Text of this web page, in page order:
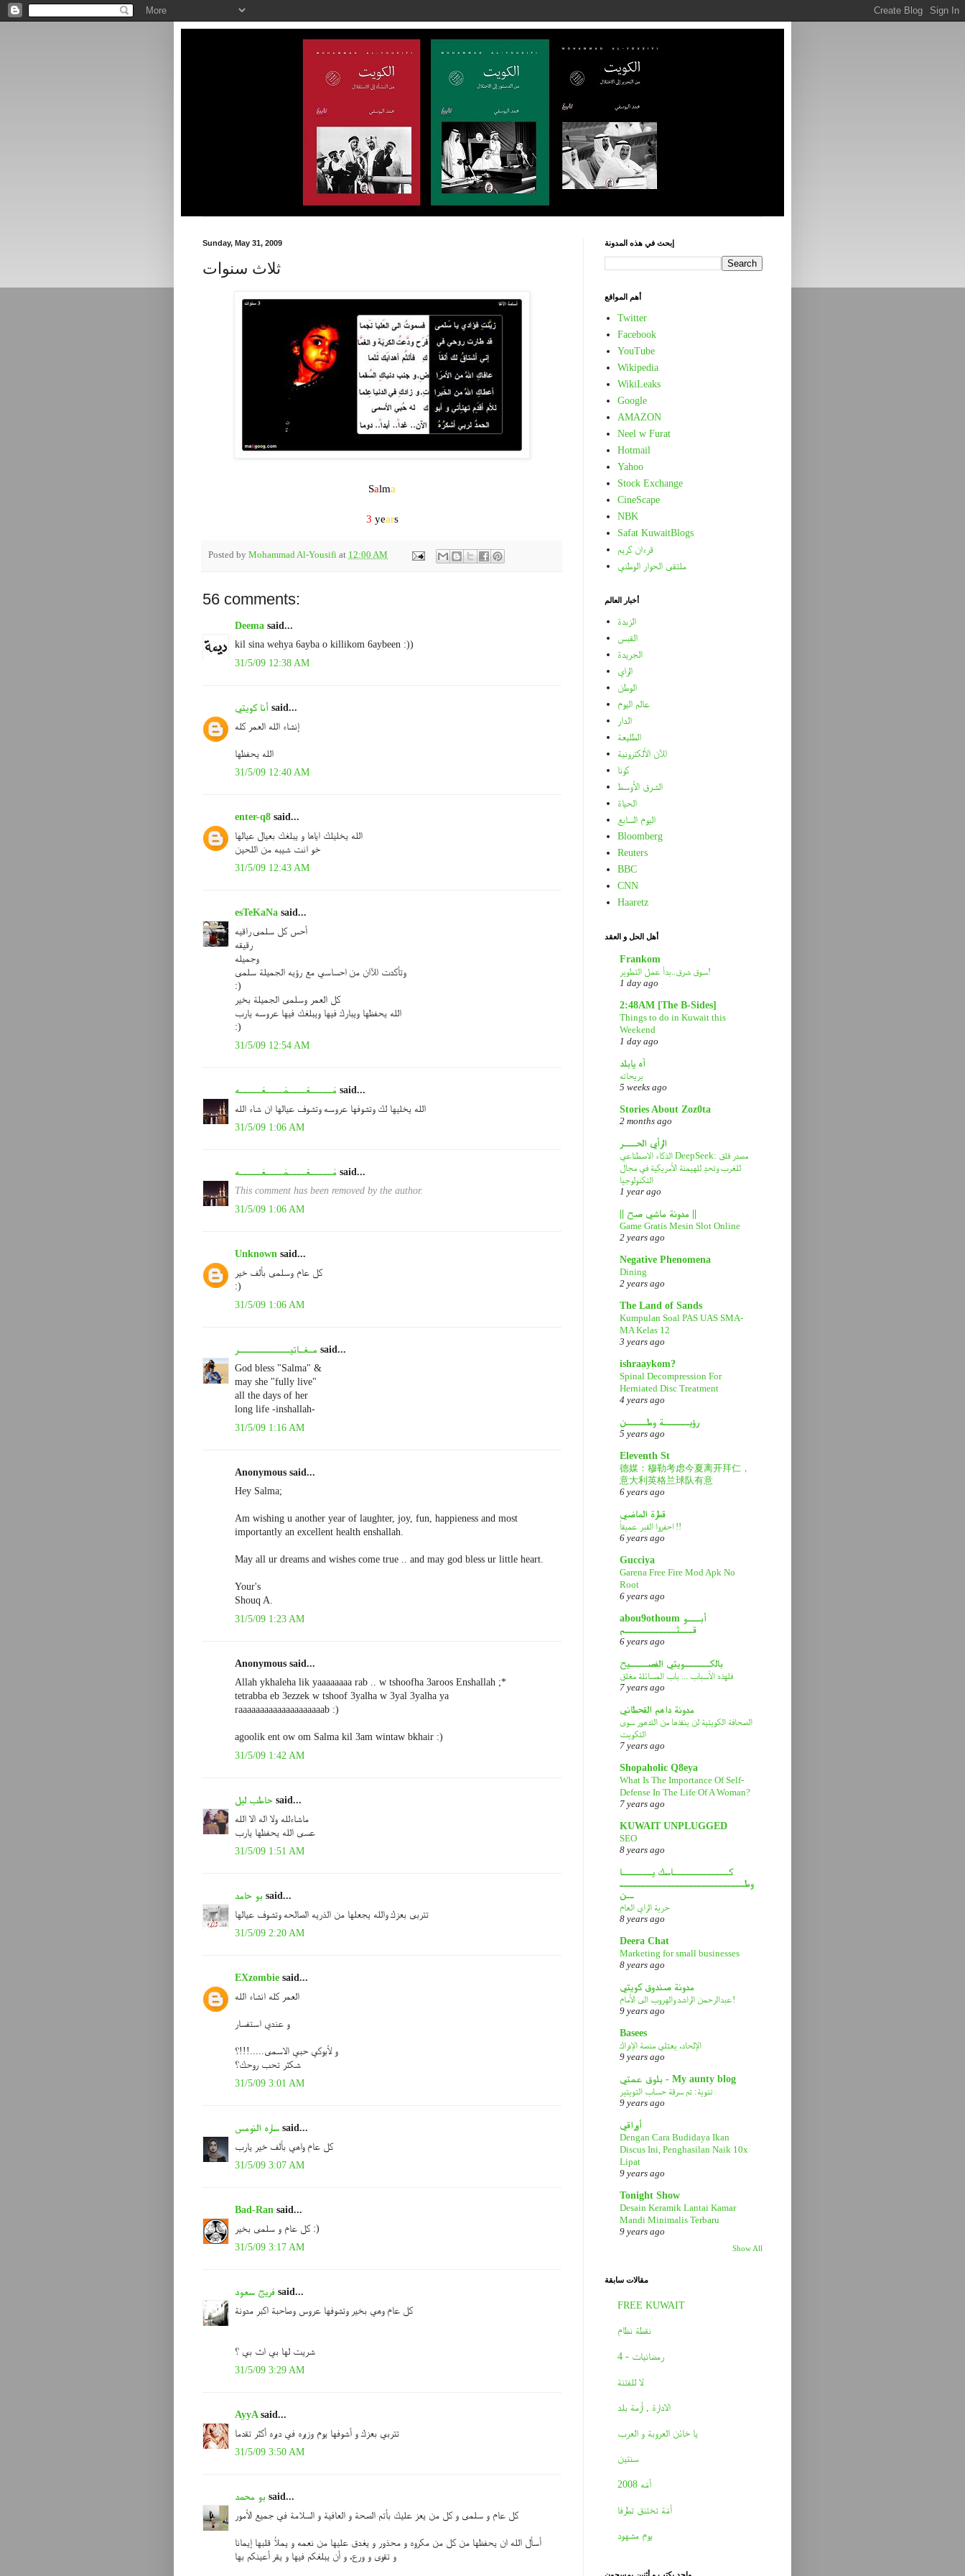
Sunday, May 31, 2009
ثلاث سنوات
Salma
3 years
Posted by Mohammad Al-Yousifi at 12:00 AM
56 comments:
Deema said...
kil sina wehya 6ayba o killikom 6aybeen :))
31/5/09 12:38 AM
أنا كويتي said...
إنشاء الله العمر كله
الله يحفظها
31/5/09 12:40 AM
enter-q8 said...
الله يخليلك اياها و يبلغك بعيال عيالها
خو انت شيبه من اللحين
31/5/09 12:43 AM
esTeKaNa said...
أحس كل سلمى راقيه
رقيقه
وجميله
وتأكدت الآان من احساسي مع رؤيه الجميلة سلمى
:)
كل العمر وسلمى الجميلة بخير
الله يحفظها ويبارك فيها ويبلغك فيها عروسه يارب
:)
31/5/09 12:54 AM
مَـــــعْــــمَــــعَـــــه said...
الله يخليها لك وتشوفها عروسه وتشوف عيالها ان شاء الله
31/5/09 1:06 AM
مَـــــعْــــمَــــعَـــــه said...
This comment has been removed by the author.
31/5/09 1:06 AM
Unknown said...
كل عام وسلمى بألف خير
:)
31/5/09 1:06 AM
مـغـاتيــــــــــــر said...
God bless "Salma" &
may she "fully live"
all the days of her
long life -inshallah-
31/5/09 1:16 AM
Anonymous said...
Hey Salma;
Am wishing u another year of laughter, joy, fun, happieness and most
importantly an excellent health enshallah.
May all ur dreams and wishes come true .. and may god bless ur little heart.
Your's
Shouq A.
31/5/09 1:23 AM
Anonymous said...
Allah ykhaleha lik yaaaaaaaa rab .. w tshoofha 3aroos Enshallah ;*
tetrabba eb 3ezzek w tshoof 3yalha w 3yal 3yalha ya
raaaaaaaaaaaaaaaaaaaab :)
agoolik ent ow om Salma kil 3am wintaw bkhair :)
31/5/09 1:42 AM
حاطب ليل said...
ماشاءلله ولا اله الا الله
عسى الله يحفظها يارب
31/5/09 1:51 AM
بو حامد said...
تتربى بعزك والله يجعلها من الذريه الصالحه وتشوف عيالها
31/5/09 2:20 AM
EXzombie said...
العمر كله انشاء الله
و عندي استفسار
و لأبوكي حبي الاسمى.....!!!؟
شكثر تحب روحك؟
31/5/09 3:01 AM
ساره النومس said...
كل عام واهي بألف خير يارب
31/5/09 3:07 AM
Bad-Ran said...
كل عام و سلمى بخير :)
31/5/09 3:17 AM
فريج سعود said...
كل عام وهي بخير وتشوفها عروس وصاحبة اكبر مدونة
شريت لها بي اث بي ؟
31/5/09 3:29 AM
AyyA said...
تتربي بعزك و أشوفها يوم وزيره في ديره أكثر تقدما
31/5/09 3:50 AM
بو محمد said...
كل عام و سلمى و كل من يعز عليك بأتم الصحة و العافية و السلامة في جميع الأمور
أسأل الله ان يحفظها من كل من مكروه و محذور و يغدق عليها من نعمه و يملأ قلبها إيمانا
و تقوى و ورع، و أن يبلغكم فيها و يقر أعينكم بها
إبحث في هذه المدونة
أهم المواقع
Twitter
Facebook
YouTube
Wikipedia
WikiLeaks
Google
AMAZON
Neel w Furat
Hotmail
Yahoo
Stock Exchange
CineScape
NBK
Safat KuwaitBlogs
قرءان كريم
ملتقى الحوار الوطني
أخبار العالم
الزبدة
القبس
الجريدة
الراي
الوطن
عالم اليوم
الدار
الطليعة
الآن الألكترونية
كونا
الشرق الأوسط
الحياة
اليوم السابع
Bloomberg
Reuters
BBC
CNN
Haaretz
أهل الحل و العقد
Frankom
سوق شرق..بدأ عمل التطوير!
1 day ago
2:48AM [The B-Sides]
Things to do in Kuwait this
Weekend
1 day ago
آه يابلد
بريحاته
5 weeks ago
Stories About Zoz0ta
2 months ago
الرأي الحـــر
الذكاء الاصطناعي DeepSeek: مصدر قلق
للغرب وتحدٍ للهيمنة الأمريكية في مجال
التكنولوجيا
1 year ago
|| مدونة ماشي صح ||
Game Gratis Mesin Slot Online
2 years ago
Negative Phenomena
Dining
2 years ago
The Land of Sands
Kumpulan Soal PAS UAS SMA-
MA Kelas 12
3 years ago
ishraaykom?
Spinal Decompression For
Herniated Disc Treatment
4 years ago
رؤيــــــة وطـــــن
5 years ago
Eleventh St
德媒：穆勒考虑今夏离开拜仁，
意大利英格兰球队有意
6 years ago
قطرة الماضي
احفروا القبر عميقاً !!
6 years ago
Gucciya
Garena Free Fire Mod Apk No
Root
6 years ago
abou9othoum أبـــو
قـــثــــــــــــم
6 years ago
بالكــــــويتي الفصــــيح
فلهذه الأسباب ... باب المسائلة مغلق
7 years ago
مدونة داهم القحطاني
الصحافة الكويتية لن ينقذها من التدهور سوى
التكويت
7 years ago
Shopaholic Q8eya
What Is The Importance Of Self-
Defense In The Life Of A Woman?
7 years ago
KUWAIT UNPLUGGED
SEO
8 years ago
كـــــــــــــاسك يـــــــا
وطـــــــــــــــــــــــــــــ
ــن
حرية الراي العام
8 years ago
Deera Chat
Marketing for small businesses
8 years ago
مدونة صندوق كويتي
عبدالرحمن الراشد والهروب الى الأمام!
9 years ago
Basees
الإلحاد، يعتلي منصة الإدراك
9 years ago
بلوق عمتي - My aunty blog
تنوية: تم سرقة حساب التويتير
9 years ago
أوراقي
Dengan Cara Budidaya Ikan
Discus Ini, Penghasilan Naik 10x
Lipat
9 years ago
Tonight Show
Desain Keramik Lantai Kamar
Mandi Minimalis Terbaru
9 years ago
Show All
مقالات سابقة
FREE KUWAIT
نقطة نظام
رمضانيات - 4
لا للفتنة
الادارة , أزمة بلد
يا خائن العروبة و العرب
سنتين
أمّه 2008
أمّة تختنق تطرفا
يوم مشهود